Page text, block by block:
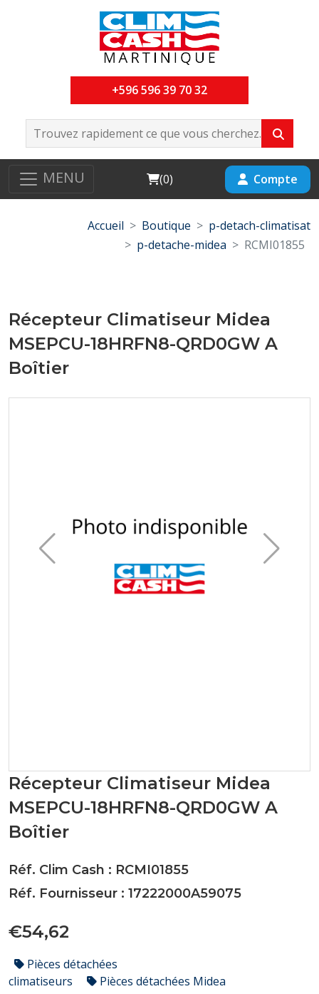
+596 596 39 70 32
MENU Cart
(0) Compte
Accueil Boutique
p-detach-climatisat
p-detache-midea
RCMI01855
Récepteur Climatiseur Midea
MSEPCU-18HRFN8-QRD0GW A
Boîtier
Récepteur Climatiseur Midea
MSEPCU-18HRFN8-QRD0GW A
Boîtier
Réf. Clim Cash : RCMI01855
Réf. Fournisseur : 17222000A59075
€54,62
Pièces détachées
climatiseurs
Pièces détachées Midea